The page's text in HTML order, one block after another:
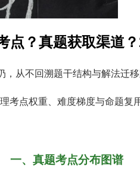
？真题获取渠道？
从不回溯题干结构与解法迁移
点权重、难度梯度与命题
一、真题考点分布图谱